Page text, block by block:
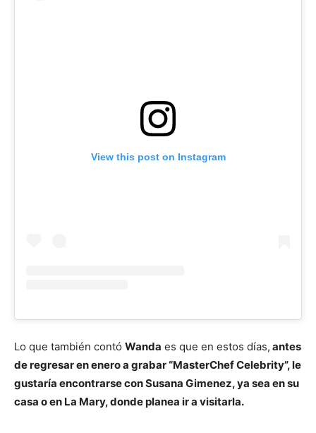
View this post on Instagram
Lo que también contó Wanda es que en estos días, antes
de regresar en enero a grabar “MasterChef Celebrity”, le
gustaría encontrarse con Susana Gimenez, ya sea en su
casa o en La Mary, donde planea ir a visitarla.